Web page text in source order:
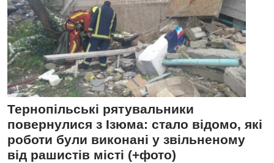
Тернопільські рятувальники
повернулися з Ізюма: стало відомо, які
роботи були виконані у звільненому
від рашистів місті (+фото)